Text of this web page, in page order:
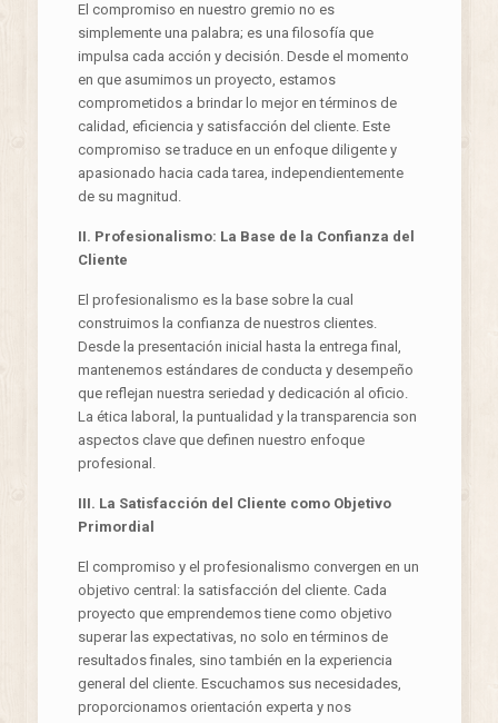
El compromiso en nuestro gremio no es
simplemente una palabra; es una filosofía que
impulsa cada acción y decisión. Desde el momento
en que asumimos un proyecto, estamos
comprometidos a brindar lo mejor en términos de
calidad, eficiencia y satisfacción del cliente. Este
compromiso se traduce en un enfoque diligente y
apasionado hacia cada tarea, independientemente
de su magnitud.
II. Profesionalismo: La Base de la Confianza del
Cliente
El profesionalismo es la base sobre la cual
construimos la confianza de nuestros clientes.
Desde la presentación inicial hasta la entrega final,
mantenemos estándares de conducta y desempeño
que reflejan nuestra seriedad y dedicación al oficio.
La ética laboral, la puntualidad y la transparencia son
aspectos clave que definen nuestro enfoque
profesional.
III. La Satisfacción del Cliente como Objetivo
Primordial
El compromiso y el profesionalismo convergen en un
objetivo central: la satisfacción del cliente. Cada
proyecto que emprendemos tiene como objetivo
superar las expectativas, no solo en términos de
resultados finales, sino también en la experiencia
general del cliente. Escuchamos sus necesidades,
proporcionamos orientación experta y nos